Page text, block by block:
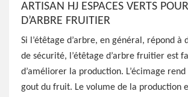
ARTISAN HJ ESPACES VERTS
D’ARBRE FRUITIER
Si l’étêtage d’arbre, en général, répond à
de sécurité, l’étêtage d’arbre fruitier est
d’améliorer la production. L’écimage
gout du fruit. Le volume de la production